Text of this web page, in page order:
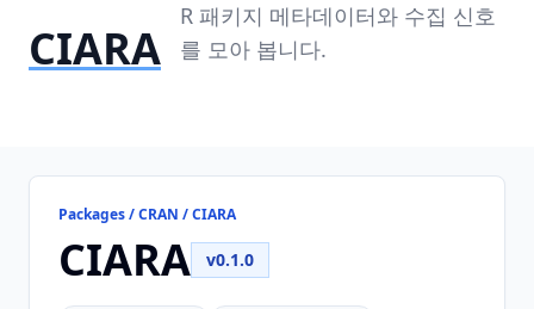
CIARA
R 패키지 메타데이터와 수집 신호
를 모아 봅니다.
Packages / CRAN / CIARA
CIARA v0.1.0